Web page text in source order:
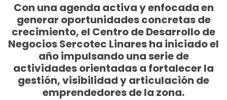
s
Con una agenda activa y enfocada en
generar oportunidades concretas de
crecimiento, el Centro de Desarrollo de
Negocios Sercotec Linares ha iniciado el
año impulsando una serie de
actividades orientadas a fortalecer la
gestión, visibilidad y articulación de
emprendedores de la zona.